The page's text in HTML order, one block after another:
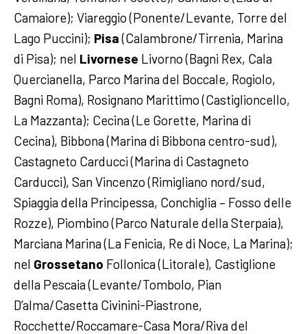
Camaiore); Viareggio (Ponente/Levante, Torre del
Lago Puccini); Pisa(Calambrone/Tirrenia, Marina
di Pisa); nel Livornese Livorno (Bagni Rex, Cala
Quercianella, Parco Marina del Boccale, Rogiolo,
Bagni Roma), Rosignano Marittimo (Castiglioncello,
La Mazzanta); Cecina (Le Gorette, Marina di
Cecina), Bibbona (Marina di Bibbona centro-sud),
Castagneto Carducci (Marina di Castagneto
Carducci), San Vincenzo (Rimigliano nord/sud,
Spiaggia della Principessa, Conchiglia – Fosso delle
Rozze), Piombino (Parco Naturale della Sterpaia),
Marciana Marina (La Fenicia, Re di Noce, La Marina);
nel Grossetano Follonica (Litorale), Castiglione
della Pescaia (Levante/Tombolo, Pian
D’alma/Casetta Civinini-Piastrone,
Rocchette/Roccamare-Casa Mora/Riva del